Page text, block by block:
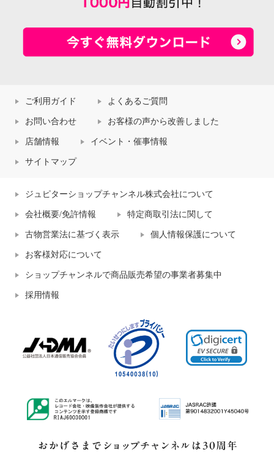
ご利用ガイド よくあるご質問
お問い合わせ お客様の声から改善しました
店舗情報 イベント・催事情報
サイトマップ
ジュピターショップチャンネル株式会社について
会社概要/免許情報 特定商取引法に関して
古物営業法に基づく表示 個人情報保護について
お客様対応について
ショップチャンネルで商品販売希望の事業者募集中
採用情報